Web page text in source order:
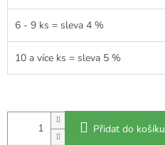
6 - 9 ks = sleva 4 %
10 a více ks = sleva 5 %
Přidat do košíku